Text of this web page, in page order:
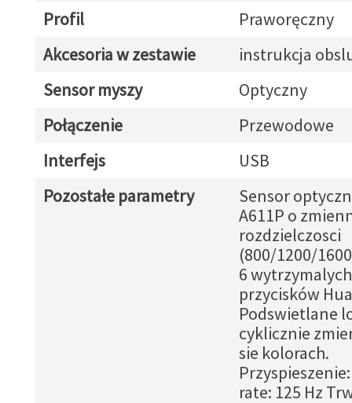
Profil
Praworęczny
Akcesoria w zestawie
instrukcja
Sensor myszy
Optyczny
Połączenie
Przewodowe
Interfejs
USB
Pozostałe parametry
Sensor
A611P o
rozdzielczosci
(800/1200/
6 wytrzymalych
przycisków
Podswietlane
cyklicznie
sie kolorach.
rate: 125 Hz